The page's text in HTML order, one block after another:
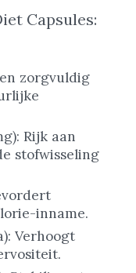
Capsules:
zorgvuldig
Rijk aan
stofwisseling
inname.
Verhoogt